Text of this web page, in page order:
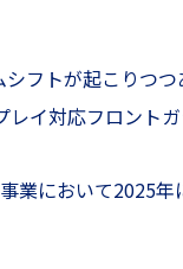
フトが起こりつ
イ対応フロント
において2025年